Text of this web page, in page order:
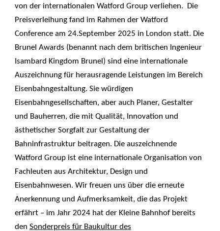
von der internationalen Watford Group verliehen. Die
Preisverleihung fand im Rahmen der Watford
Conference am 24.September 2025 in London statt. Die
Brunel Awards (benannt nach dem britischen Ingenieur
Isambard Kingdom Brunel) sind eine internationale
Auszeichnung für herausragende Leistungen im Bereich
Eisenbahngestaltung. Sie würdigen
Eisenbahngesellschaften, aber auch Planer, Gestalter
und Bauherren, die mit Qualität, Innovation und
ästhetischer Sorgfalt zur Gestaltung der
Bahninfrastruktur beitragen. Die auszeichnende
Watford Group ist eine internationale Organisation von
Fachleuten aus Architektur, Design und
Eisenbahnwesen. Wir freuen uns über die erneute
Anerkennung und Aufmerksamkeit, die das Projekt
erfährt – im Jahr 2024 hat der Kleine Bahnhof bereits
den Sonderpreis für Baukultur des